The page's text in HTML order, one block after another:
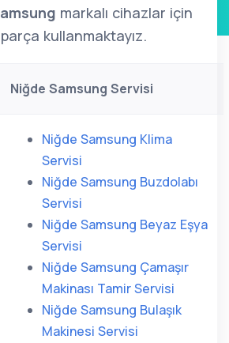
markalı cihazlar için
kullanmaktayız.
Niğde Samsung Servisi
Niğde Samsung Klima
Servisi
Niğde Samsung Buzdolabı
Servisi
Niğde Samsung Beyaz Eşya
Servisi
Niğde Samsung Çamaşır
Makinası Tamir Servisi
Niğde Samsung Bulaşık
Makinesi Servisi